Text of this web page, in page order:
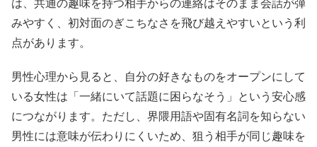
は、共通の趣味を持つ相手からの連絡はそのまま会話が弾
みやすく、初対面のぎこちなさを飛び越えやすいという利
点があります。
男性心理から見ると、自分の好きなものをオープンにして
いる女性は「一緒にいて話題に困らなそう」という安心感
につながります。ただし、界隈用語や固有名詞を知らない
男性には意味が伝わりにくいため、狙う相手が同じ趣味を